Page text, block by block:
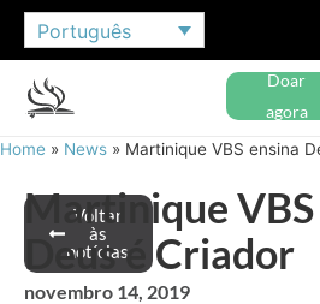
Português
Doar
agora
Home » News » Martinique VBS ensina
Voltar
às
notícias
Martinique VBS
Deus é Criador
novembro 14, 2019